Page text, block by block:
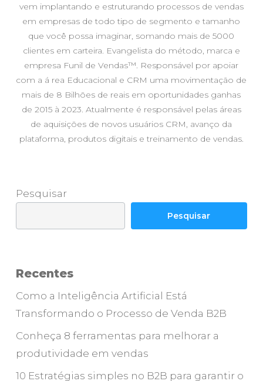
vem implantando e estruturando processos de vendas
em empresas de todo tipo de segmento e tamanho
que você possa imaginar, somando mais de 5000
clientes em carteira. Evangelista do método, marca e
empresa Funil de Vendas™. Responsável por apoiar
com a á rea Educacional e CRM uma movimentação de
mais de 8 Bilhões de reais em oportunidades ganhas
de 2015 à 2023. Atualmente é responsável pelas áreas
de aquisições de novos usuários CRM, avanço da
plataforma, produtos digitais e treinamento de vendas.
Pesquisar
Pesquisar
Recentes
Como a Inteligência Artificial Está
Transformando o Processo de Venda B2B
Conheça 8 ferramentas para melhorar a
produtividade em vendas
10 Estratégias simples no B2B para garantir o